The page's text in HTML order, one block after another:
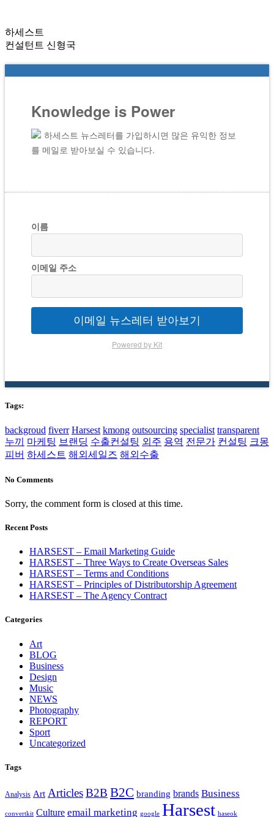
하세스트
컨설턴트 신형국
Knowledge is Power
하세스트 뉴스레터를 가입하시면 많은 유익한 정보
를 메일로 받아보실 수 있습니다.
이름
이메일 주소
이메일 뉴스레터 받아보기
Powered by Kit
Tags:
backgroud fiverr Harsest kmong outsourcing specialist transparent
누끼
마케팅 브랜딩 수출컨설팅 외주 용역 전문가 컨설팅 크몽
피버 하세스트 해외세일즈 해외수출
No Comments
Sorry, the comment form is closed at this time.
Recent Posts
HARSEST – Email Marketing Guide
HARSEST – Three Ways to Create Overseas Sales
HARSEST – Terms and Conditions
HARSEST – Principles of Distributorship Agreement
HARSEST – The Agency Contract
Categories
Art
BLOG
Business
Design
Music
NEWS
Photography
REPORT
Sport
Uncategorized
Tags
Analysis Art ArticlesB2B B2C branding brands Business
convertkit Culture email marketing google Harsest haseok